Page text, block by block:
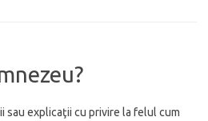
sau explicaţii cu privire la felul cum